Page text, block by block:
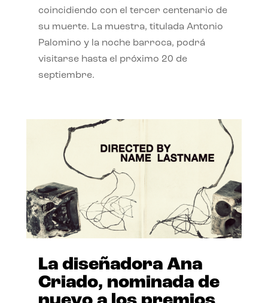
coincidiendo con el tercer centenario de
su muerte. La muestra, titulada Antonio
Palomino y la noche barroca, podrá
visitarse hasta el próximo 20 de
septiembre.
La diseñadora Ana
Criado, nominada de